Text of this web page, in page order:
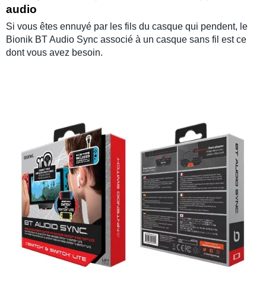
audio
Si vous êtes ennuyé par les fils du casque qui pendent, le
Bionik BT Audio Sync associé à un casque sans fil est ce
dont vous avez besoin.